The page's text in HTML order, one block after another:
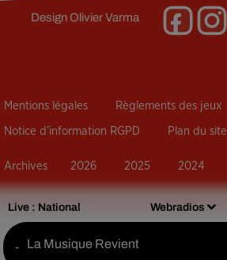
Live : National Webradios
- La Musique Revient
DesignOlivier Varma
Mentions légales Règlements des jeux
Notice d’information RGPD Plan du site
Archives 2026 2025 2024